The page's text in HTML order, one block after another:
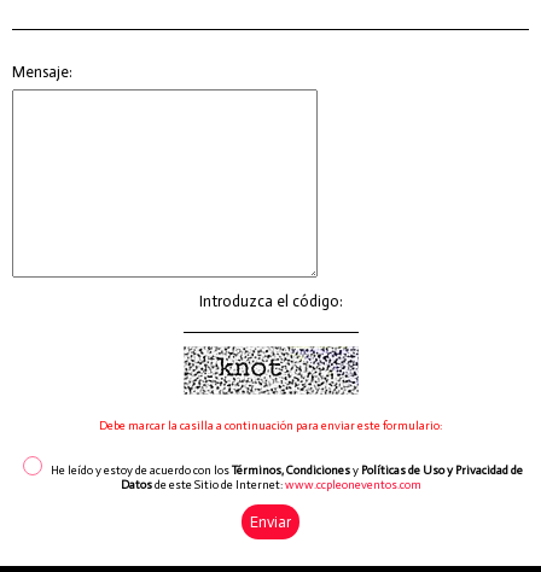
Mensaje:
Introduzca el código:
Debe marcar la casilla a continuación para enviar este formulario:
He leído y estoy de acuerdo con losTérminos, Condicionesy Políticas de Uso y Privacidad de
Datosde este Sitio de Internet:www.ccpleoneventos.com